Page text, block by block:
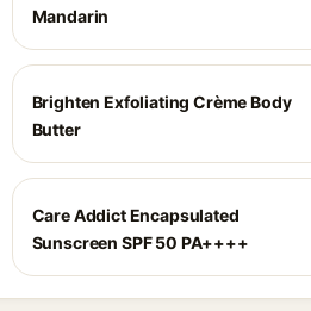
Mandarin
Brighten Exfoliating Crème Body
Butter
Care Addict Encapsulated
Sunscreen SPF 50 PA++++